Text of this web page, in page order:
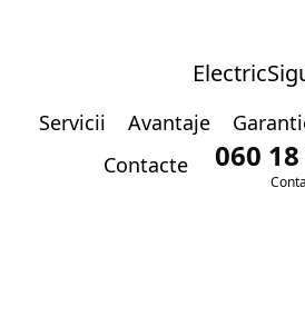
Servicii Avantaje
Contacte
060